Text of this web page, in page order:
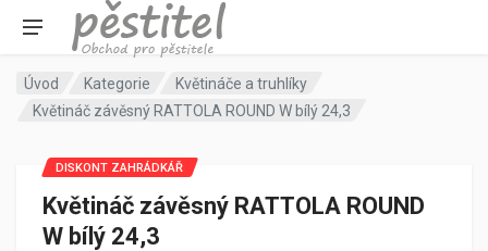
Úvod Kategorie
Květináče a truhlíky
Květináč závěsný RATTOLA ROUND W bílý 24,3
Květináč závěsný RATTOLA ROUND
W bílý 24,3
DISKONT ZAHRÁDKÁŘ